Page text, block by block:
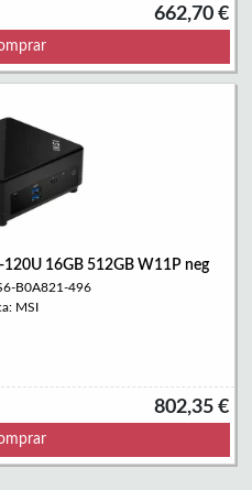
662,70 €
16GB 512GB W11P neg
B0A821-496
MSI
802,35 €